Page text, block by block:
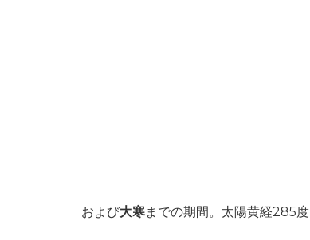
および大寒までの期間。太陽黄経285度